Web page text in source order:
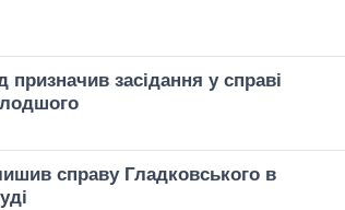
засідання у справі
справу Гладковського в